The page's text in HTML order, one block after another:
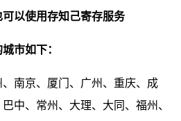
以使用存知己寄存服务
市如下：
、南京、厦门、广州、重庆、成
中、常州、大理、大同、福州、